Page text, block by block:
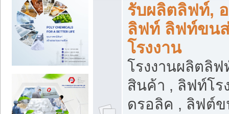
รับผลิตลิฟท์,
ลิฟท์ ลิฟท์ขน
โรงงาน
โรงงานผลิตลิ
สินค้า , ลิฟท์โร
ดรอลิค , ลิฟต์